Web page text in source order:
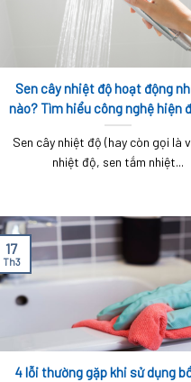
Sen cây nhiệt độ hoạt động
nào? Tìm hiểu công nghệ hiện
phòng tắm
Sen cây nhiệt độ (hay còn gọi là
nhiệt độ, sen tắm nhiệt...
4 lỗi thường gặp khi sử dụng
17
Th3